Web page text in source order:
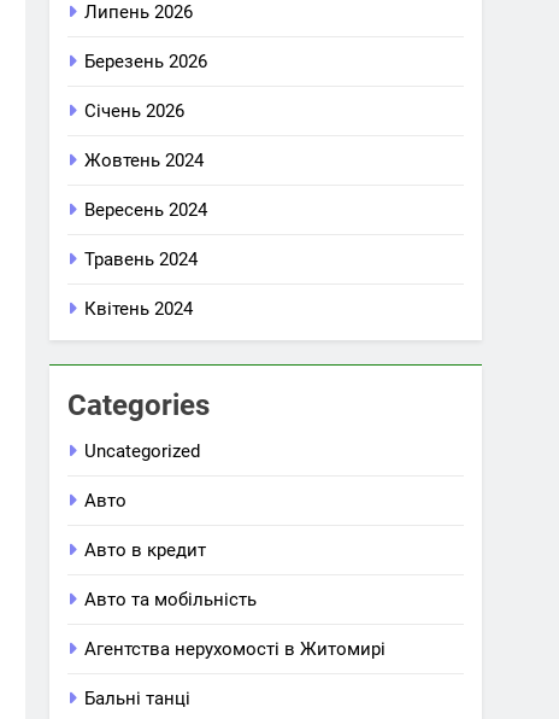
Липень 2026
Березень 2026
Січень 2026
Жовтень 2024
Вересень 2024
Травень 2024
Квітень 2024
Categories
Uncategorized
Авто
Авто в кредит
Авто та мобільність
Агентства нерухомості в Житомирі
Бальні танці